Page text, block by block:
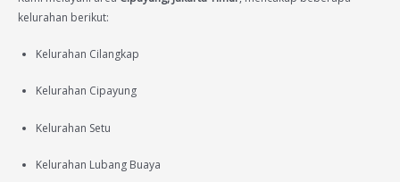
kelurahan berikut:
Kelurahan Cilangkap
Kelurahan Cipayung
Kelurahan Setu
Kelurahan Lubang Buaya